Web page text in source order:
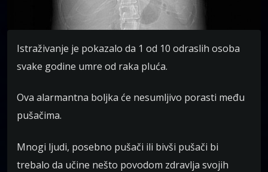
Istraživanje je pokazalo da 1 od 10 odraslih osoba
svake godine umre od raka pluća.
Ova alarmantna boljka će nesumljivo porasti među
pušačima.
Mnogi ljudi, posebno pušači ili bivši pušači bi
trebalo da učine nešto povodom zdravlja svojih